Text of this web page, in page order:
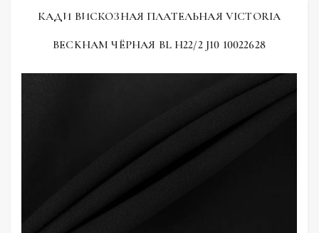
КАДИ ВИСКОЗНАЯ ПЛАТЕЛЬНАЯ VICTORIA
BECKHAM ЧЁРНАЯ BL H22/2 J10 10022628